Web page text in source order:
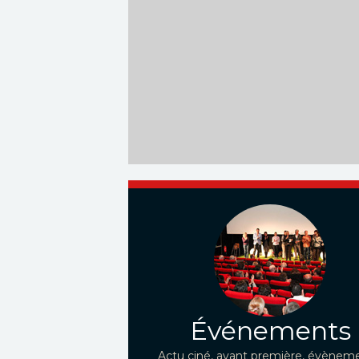
Événements
Actu ciné, avant première,